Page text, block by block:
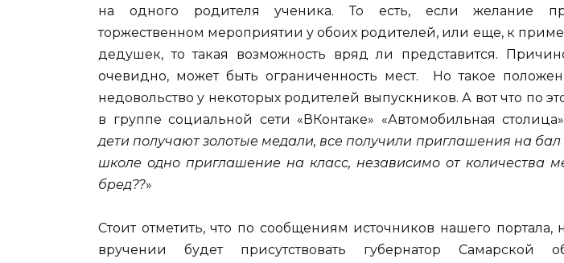
на одного родителя ученика. То есть, если желание
торжественном мероприятии у обоих родителей, или еще, к
дедушек, то такая возможность вряд ли представится.
очевидно, может быть ограниченность мест. Но такое
недовольство у некоторых родителей выпускников. А вот что по
в группе социальной сети «ВКонтаке» «Автомобильная
дети получают золотые медали, все получили приглашения на
школе одно приглашение на класс, независимо от количества
бред??»
Стоит отметить, что по сообщениям источников нашего портала,
вручении будет присутствовать губернатор Самарской